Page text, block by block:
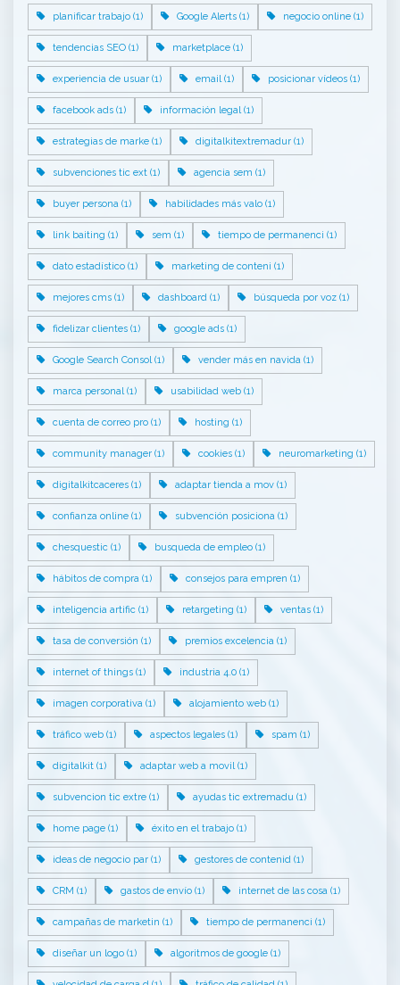
planificar trabajo (1) Google Alerts (1) negocio online (1)
tendencias SEO (1) marketplace (1)
experiencia de usuar (1) email (1) posicionar vídeos (1)
facebook ads (1) información legal (1)
estrategias de marke (1) digitalkitextremadur (1)
subvenciones tic ext (1) agencia sem (1)
buyer persona (1) habilidades más valo (1)
link baiting (1) sem (1) tiempo de permanenci (1)
dato estadístico (1) marketing de conteni (1)
mejores cms (1) dashboard (1) búsqueda por voz (1)
fidelizar clientes (1) google ads (1)
Google Search Consol (1) vender más en navida (1)
marca personal (1) usabilidad web (1)
cuenta de correo pro (1) hosting (1)
community manager (1) cookies (1) neuromarketing (1)
digitalkitcaceres (1) adaptar tienda a mov (1)
confianza online (1) subvención posiciona (1)
chesquestic (1) busqueda de empleo (1)
hábitos de compra (1) consejos para empren (1)
inteligencia artific (1) retargeting (1) ventas (1)
tasa de conversión (1) premios excelencia (1)
internet of things (1) industria 4.0 (1)
imagen corporativa (1) alojamiento web (1)
tráfico web (1) aspectos legales (1) spam (1)
digitalkit (1) adaptar web a movil (1)
subvencion tic extre (1) ayudas tic extremadu (1)
home page (1) éxito en el trabajo (1)
ideas de negocio par (1) gestores de contenid (1)
CRM (1) gastos de envío (1) internet de las cosa (1)
campañas de marketin (1) tiempo de permanenci (1)
diseñar un logo (1) algoritmos de google (1)